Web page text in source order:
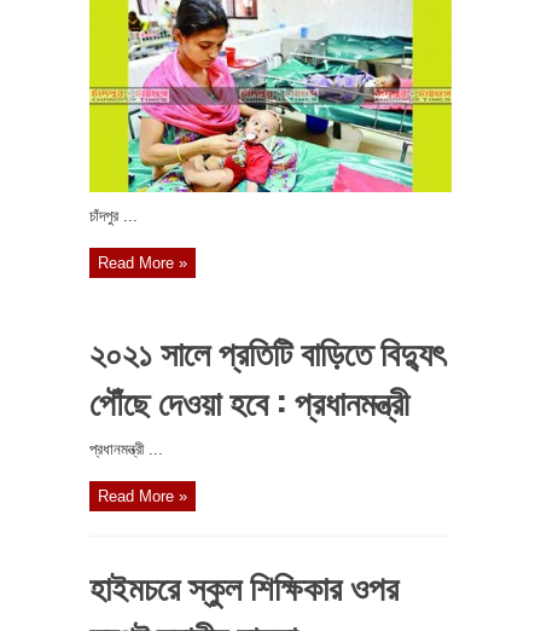
চাঁদপুর ...
Read More »
২০২১ সালে প্রতিটি বাড়িতে বিদ্যুৎ
পৌঁছে দেওয়া হবে : প্রধানমন্ত্রী
প্রধানমন্ত্রী ...
Read More »
হাইমচরে স্কুল শিক্ষিকার ওপর